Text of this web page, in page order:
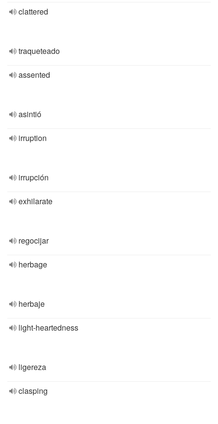
clattered
traqueteado
assented
asintió
irruption
irrupción
exhilarate
regocijar
herbage
herbaje
light-heartedness
ligereza
clasping